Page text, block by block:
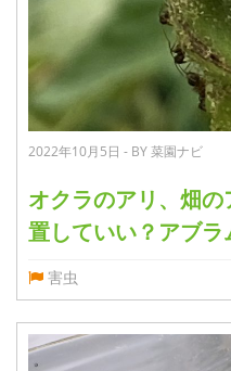
2022年10月5日 - BY 菜園ナビ
オクラのアリ、畑
置していい？アブラ
害虫